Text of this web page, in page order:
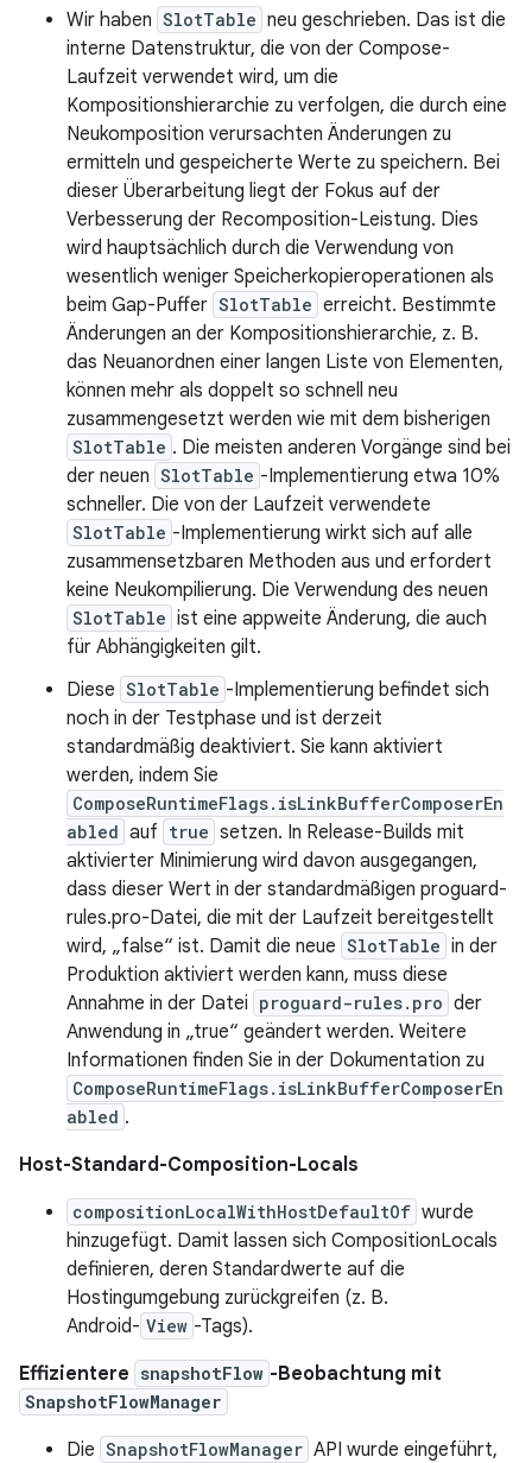
Wir haben SlotTable neu geschrieben. Das ist die
interne Datenstruktur, die von der Compose-
Laufzeit verwendet wird, um die
Kompositionshierarchie zu verfolgen, die durch eine
Neukomposition verursachten Änderungen zu
ermitteln und gespeicherte Werte zu speichern. Bei
dieser Überarbeitung liegt der Fokus auf der
Verbesserung der Recomposition-Leistung. Dies
wird hauptsächlich durch die Verwendung von
wesentlich weniger Speicherkopieroperationen als
beim Gap-Puffer SlotTable erreicht. Bestimmte
Änderungen an der Kompositionshierarchie, z. B.
das Neuanordnen einer langen Liste von Elementen,
können mehr als doppelt so schnell neu
zusammengesetzt werden wie mit dem bisherigen
SlotTable . Die meisten anderen Vorgänge sind bei
der neuen SlotTable -Implementierung etwa 10%
schneller. Die von der Laufzeit verwendete
SlotTable -Implementierung wirkt sich auf alle
zusammensetzbaren Methoden aus und erfordert
keine Neukompilierung. Die Verwendung des neuen
SlotTable ist eine appweite Änderung, die auch
für Abhängigkeiten gilt.
Diese SlotTable -Implementierung befindet sich
noch in der Testphase und ist derzeit
standardmäßig deaktiviert. Sie kann aktiviert
werden, indem Sie
ComposeRuntimeFlags.isLinkBufferComposerEn
abled auf true setzen. In Release-Builds mit
aktivierter Minimierung wird davon ausgegangen,
dass dieser Wert in der standardmäßigen proguard-
rules.pro-Datei, die mit der Laufzeit bereitgestellt
wird, „false“ ist. Damit die neue SlotTable in der
Produktion aktiviert werden kann, muss diese
Annahme in der Datei proguard-rules.pro der
Anwendung in „true“ geändert werden. Weitere
Informationen finden Sie in der Dokumentation zu
ComposeRuntimeFlags.isLinkBufferComposerEn
abled .
Host-Standard-Composition-Locals
compositionLocalWithHostDefaultOf wurde
hinzugefügt. Damit lassen sich CompositionLocals
definieren, deren Standardwerte auf die
Hostingumgebung zurückgreifen (z. B.
Android- View -Tags).
Effizientere snapshotFlow -Beobachtung mit
SnapshotFlowManager
Die SnapshotFlowManager API wurde eingeführt,